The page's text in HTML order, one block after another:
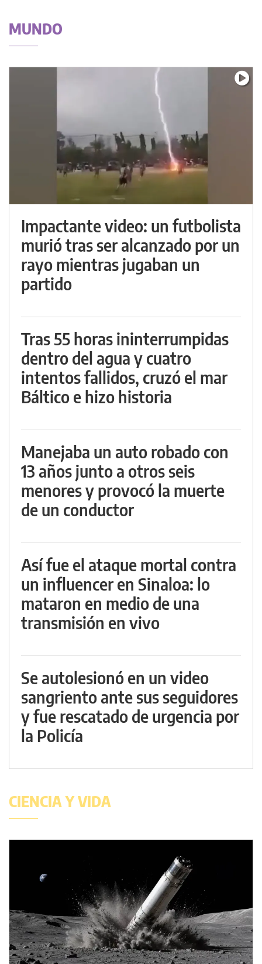
MUNDO
Impactante video: un futbolista
murió tras ser alcanzado por un
rayo mientras jugaban un
partido
Tras 55 horas ininterrumpidas
dentro del agua y cuatro
intentos fallidos, cruzó el mar
Báltico e hizo historia
Manejaba un auto robado con
13 años junto a otros seis
menores y provocó la muerte
de un conductor
Así fue el ataque mortal contra
un influencer en Sinaloa: lo
mataron en medio de una
transmisión en vivo
Se autolesionó en un video
sangriento ante sus seguidores
y fue rescatado de urgencia por
la Policía
CIENCIA Y VIDA